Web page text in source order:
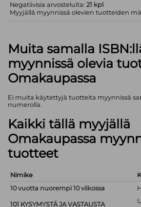
Negatiivisia arvosteluita:21 kpl
Myyjällä myynnissä olevien tuotteiden
Muita samalla
myynnissä olevia
Omakaupassa
Ei muita käytettyjä tuotteita myynnissä
numerolla.
Kaikki tällä myyjällä
Omakaupassa
tuotteet
Nimike
10 vuotta nuorempi 10 viikossa
101 KYSYMYSTÄ JA VASTAUSTA